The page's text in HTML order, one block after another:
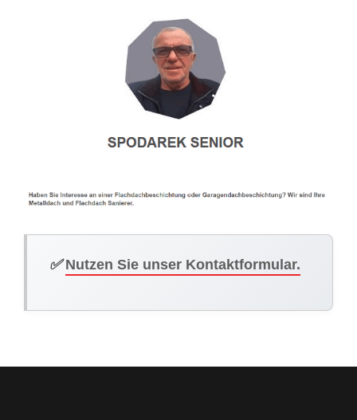
✅Nutzen Sie unser Kontaktformular.